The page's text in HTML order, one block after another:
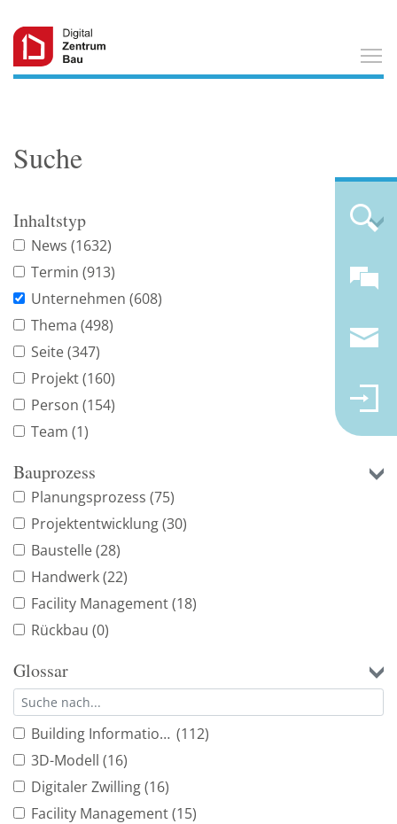
Suche
Inhaltstyp
News (1632)
Termin (913)
Unternehmen (608)
Thema (498)
Seite(347)
Projekt(160)
Person (154)
Team (1)
Bauprozess
Planungsprozess (75)
Projektentwicklung(30)
Baustelle(28)
Handwerk(22)
Facility Management(18)
Rückbau (0)
Glossar
Building Information Modeling (112)
3D-Modell (16)
Digitaler Zwilling(16)
Facility Management(15)